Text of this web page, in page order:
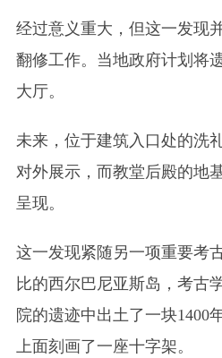
经过意义重大，但这一发现
翻修工作。当地政府计划将
大厅。
未来，位于建筑入口处的洗
对外展示，而教堂后殿的地
呈现。
这一发现紧随另一项重要考
比的西尔巴尼亚斯岛，考古
院的遗迹中出土了一块1400
上面刻画了一座十字架。